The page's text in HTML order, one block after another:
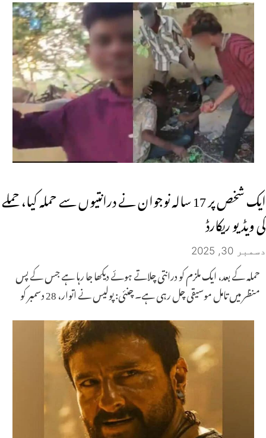
ایک شخص پر 17 سالہ نوجوان نے درانتیوں سے حملہ کیا، حملے
کی ویڈیو ریکارڈ
دسمبر 30, 2025
حملہ کے بعد، ایک ملزم کو درانتی چلاتے ہوئے دیکھا جا رہا ہے جس کے پس
منظر میں تامل موسیقی چل رہی ہے۔ چنئی: پولیس نے اتوار، 28 دسمبر کو